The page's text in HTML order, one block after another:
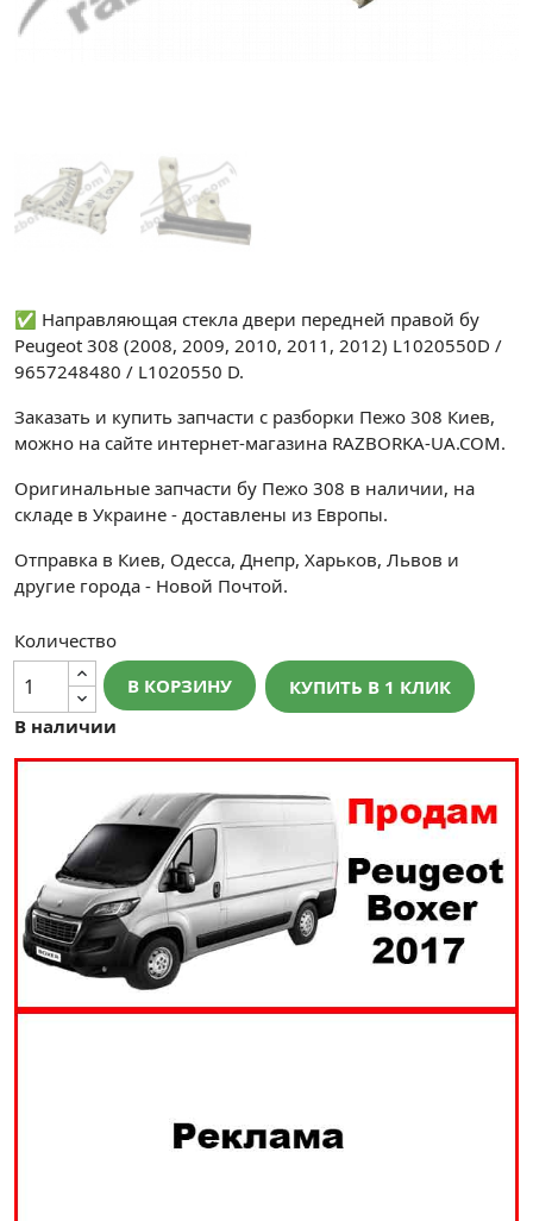
✅ Направляющая стекла двери передней правой бу
Peugeot 308 (2008, 2009, 2010, 2011, 2012) L1020550D /
9657248480 / L1020550 D.
Заказать и купить запчасти с разборки Пежо 308 Киев,
можно на сайте интернет-магазина RAZBORKA-UA.COM.
Оригинальные запчасти бу Пежо 308 в наличии, на
складе в Украине - доставлены из Европы.
Отправка в Киев, Одесса, Днепр, Харьков, Львов и
другие города - Новой Почтой.
Количество
В КОРЗИНУ
КУПИТЬ В 1 КЛИК
В наличии